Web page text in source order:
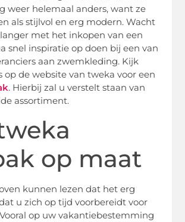
weer helemaal anders, want ze
als stijlvol en erg modern. Wacht
met het inkopen van een
snel inspiratie op doen bij een van
aan zwemkleding. Kijk
op de website van tweka voor een
. Hierbij zal u verstelt staan van
assortiment.
op maat
kunnen lezen dat het erg
u zich op tijd voorbereidt voor
op uw vakantiebestemming